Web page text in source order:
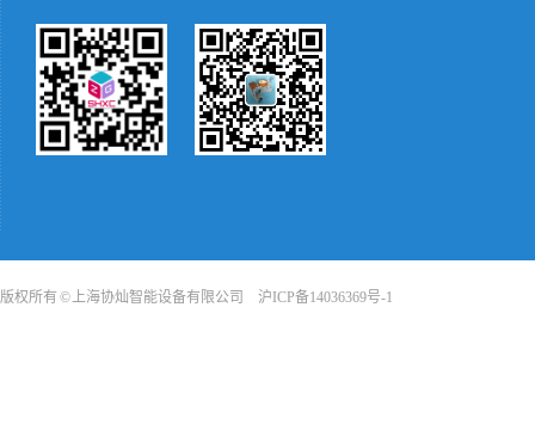
版权所有 © 上海协灿智能设备有限公司 沪ICP备14036369号-1